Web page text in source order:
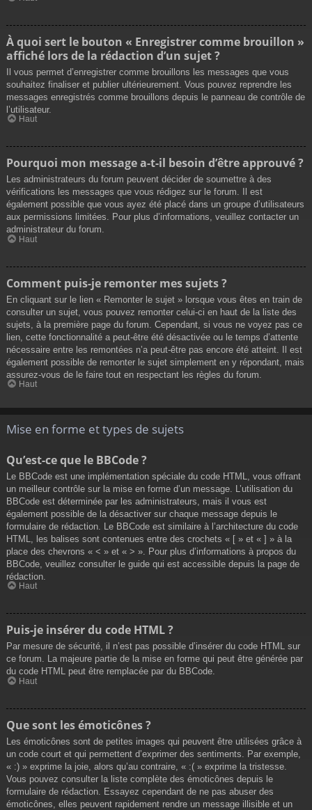
À quoi sert le bouton « Enregistrer comme brouillon »
affiché lors de la rédaction d’un sujet ?
Il vous permet d’enregistrer comme brouillons les messages que vous
souhaitez finaliser et publier ultérieurement. Vous pouvez reprendre les
messages enregistrés comme brouillons depuis le panneau de contrôle de
l’utilisateur.
Haut
Pourquoi mon message a-t-il besoin d’être approuvé ?
Les administrateurs du forum peuvent décider de soumettre à des
vérifications les messages que vous rédigez sur le forum. Il est
également possible que vous ayez été placé dans un groupe d’utilisateurs
aux permissions limitées. Pour plus d’informations, veuillez contacter un
administrateur du forum.
Haut
Comment puis-je remonter mes sujets ?
En cliquant sur le lien « Remonter le sujet » lorsque vous êtes en train de
consulter un sujet, vous pouvez remonter celui-ci en haut de la liste des
sujets, à la première page du forum. Cependant, si vous ne voyez pas ce
lien, cette fonctionnalité a peut-être été désactivée ou le temps d’attente
nécessaire entre les remontées n’a peut-être pas encore été atteint. Il est
également possible de remonter le sujet simplement en y répondant, mais
assurez-vous de le faire tout en respectant les règles du forum.
Haut
Mise en forme et types de sujets
Qu’est-ce que le BBCode ?
Le BBCode est une implémentation spéciale du code HTML, vous offrant
un meilleur contrôle sur la mise en forme d’un message. L’utilisation du
BBCode est déterminée par les administrateurs, mais il vous est
également possible de la désactiver sur chaque message depuis le
formulaire de rédaction. Le BBCode est similaire à l’architecture du code
HTML, les balises sont contenues entre des crochets « [ » et « ] » à la
place des chevrons « < » et « > ». Pour plus d’informations à propos du
BBCode, veuillez consulter le guide qui est accessible depuis la page de
rédaction.
Haut
Puis-je insérer du code HTML ?
Par mesure de sécurité, il n’est pas possible d’insérer du code HTML sur
ce forum. La majeure partie de la mise en forme qui peut être générée par
du code HTML peut être remplacée par du BBCode.
Haut
Que sont les émoticônes ?
Les émoticônes sont de petites images qui peuvent être utilisées grâce à
un code court et qui permettent d’exprimer des sentiments. Par exemple,
« :) » exprime la joie, alors qu’au contraire, « :( » exprime la tristesse.
Vous pouvez consulter la liste complète des émoticônes depuis le
formulaire de rédaction. Essayez cependant de ne pas abuser des
émoticônes, elles peuvent rapidement rendre un message illisible et un